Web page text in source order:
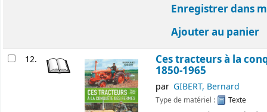
Enregistrer dans
Ajouter au panier
12. Ces tracteurs à la
1850-1965
par GIBERT, Bernard
Type de matériel :
Texte